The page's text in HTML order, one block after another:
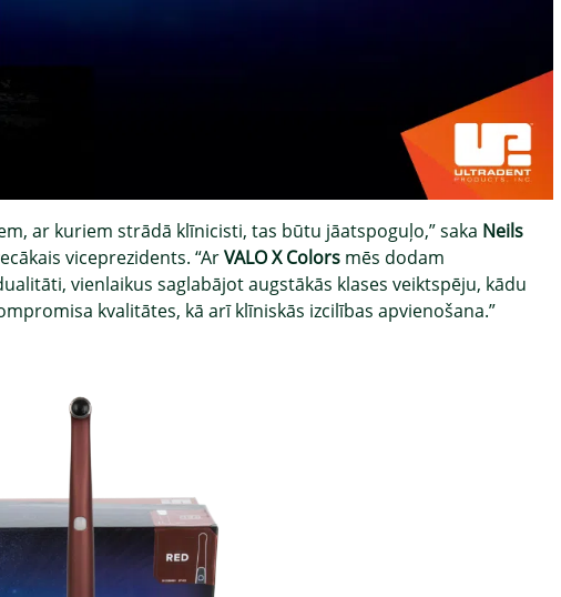
ar kuriem strādā klīnicisti, tas būtu jāatspoguļo,” saka Neils
viceprezidents. “ArVALO X Colors mēs dodam
vienlaikus saglabājot augstākās klases veiktspēju, kādu
kvalitātes, kā arī klīniskās izcilības apvienošana.”